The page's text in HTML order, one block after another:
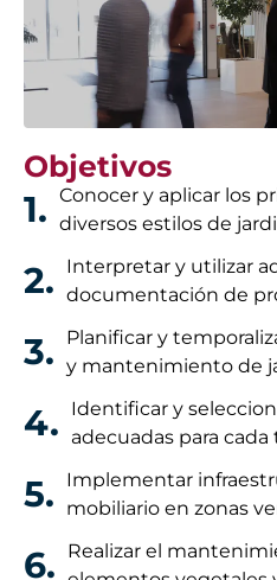
Objetivos
1. Conocer y aplicar los
diversos estilos de
2.
Interpretar y utilizar
documentación de
3.
Planificar y
y mantenimiento de
4.
Identificar y
adecuadas para
5.
Implementar
mobiliario en zonas
6.
Realizar el